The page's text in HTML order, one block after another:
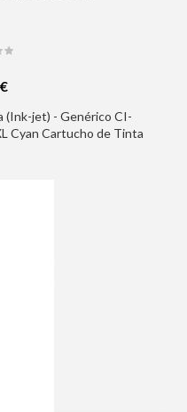
(Ink-jet) - Genérico CI-
Cyan Cartucho de Tinta